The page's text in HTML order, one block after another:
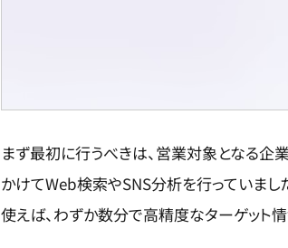
まず最初に行うべきは、営業対象となる
かけてWeb検索やSNS分析を行っていまし
使えば、わずか数分で高精度なターゲット